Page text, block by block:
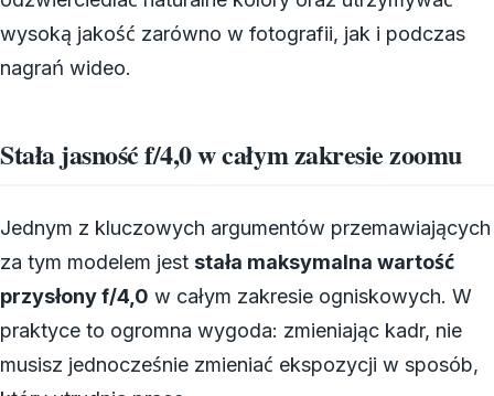
wysoką jakość zarówno w fotografii, jak i podczas
nagrań wideo.
Stała jasność f/4,0 w całym zakresie zoomu
Jednym z kluczowych argumentów przemawiających
za tym modelem jest stała maksymalna wartość
przysłony f/4,0 w całym zakresie ogniskowych. W
praktyce to ogromna wygoda: zmieniając kadr, nie
musisz jednocześnie zmieniać ekspozycji w sposób,